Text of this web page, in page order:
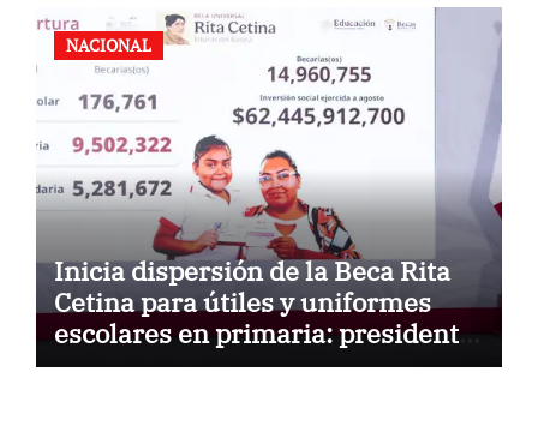
NACIONAL
Inicia dispersión de la Beca Rita
Cetina para útiles y uniformes
escolares en primaria: presidenta
Claudia Sheinbaum